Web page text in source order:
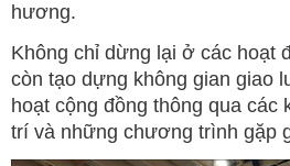
hương.
Không chỉ dừng lại ở các hoạt
còn tạo dựng không gian giao
hoạt cộng đồng thông qua các
trí và những chương trình gặp